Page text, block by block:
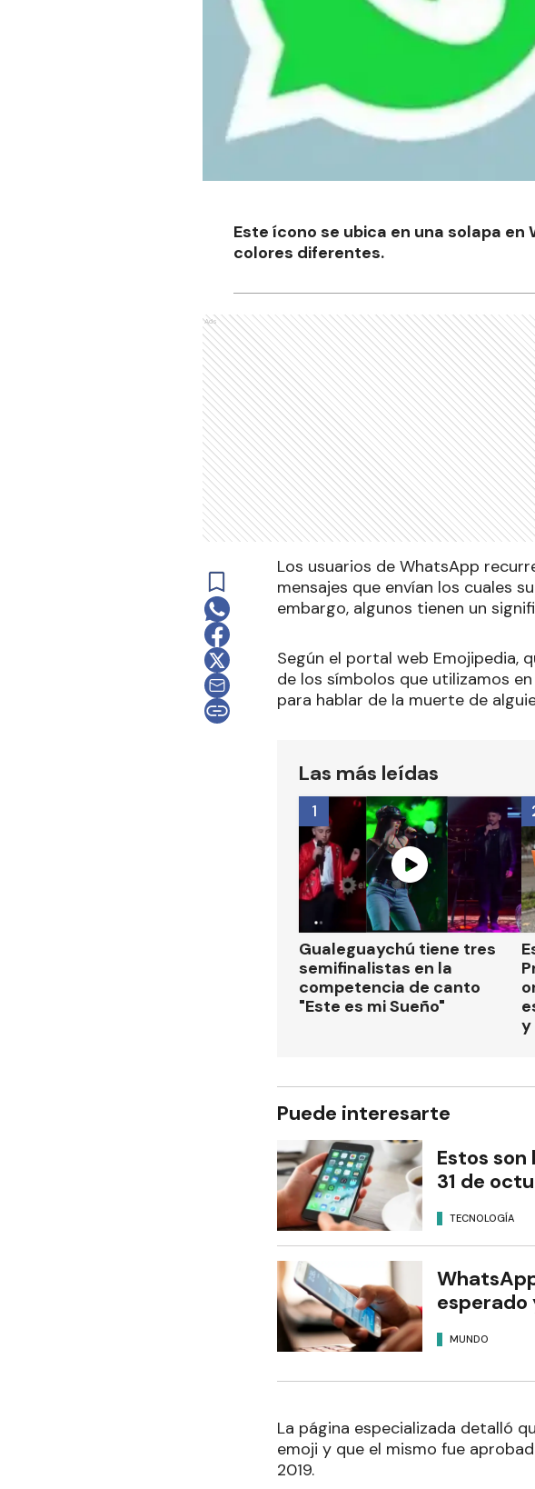
Este ícono se ubica en una solapa
colores diferentes.
Ads
Los usuarios de WhatsApp
mensajes que envían los cuales
embargo, algunos tienen un
Según el portal web Emojipedia,
de los símbolos que utilizamos
para hablar de la muerte de
Las más leídas
Gualeguaychú tiene tres
semifinalistas en la
competencia de canto
"Este es mi Sueño"
1
y
Puede interesarte
Estos
31 de
TECNOLOGÍA
esperado
MUNDO
La página especializada detalló
emoji y que el mismo fue
2019.